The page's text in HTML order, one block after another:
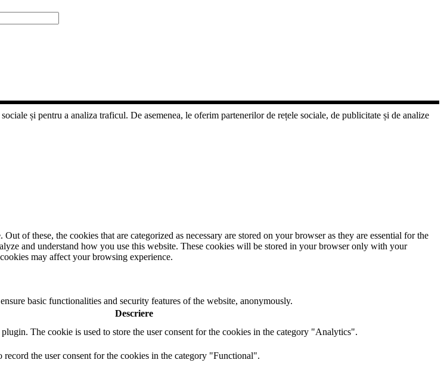
și pentru a analiza traficul. De asemenea, le oferim partenerilor de rețele sociale, de publicitate și de analize
of these, the cookies that are categorized as necessary are stored on your browser as they are essential for the
and understand how you use this website. These cookies will be stored in your browser only with your
may affect your browsing experience.
basic functionalities and security features of the website, anonymously.
Descriere
The cookie is used to store the user consent for the cookies in the category "Analytics".
the user consent for the cookies in the category "Functional".